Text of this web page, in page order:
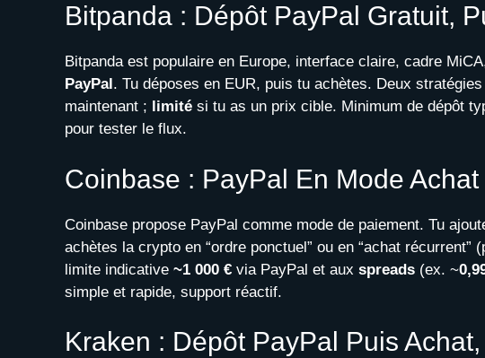
Bitpanda : Dépôt PayPal Gratuit,
Bitpanda est populaire en Europe, interface claire, cadre
PayPal . Tu déposes en EUR, puis tu achètes. Deux stratégies
maintenant ;
limité si tu as un prix cible. Minimum de dépôt
pour tester le flux.
Coinbase : PayPal En Mode
Coinbase propose PayPal comme mode de paiement. Tu
achètes la crypto en “ordre ponctuel” ou en “achat récurrent”
limite indicative ~1 000 € via PayPal et aux spreads (ex. ~
simple et rapide, support réactif.
Kraken : Dépôt PayPal Puis